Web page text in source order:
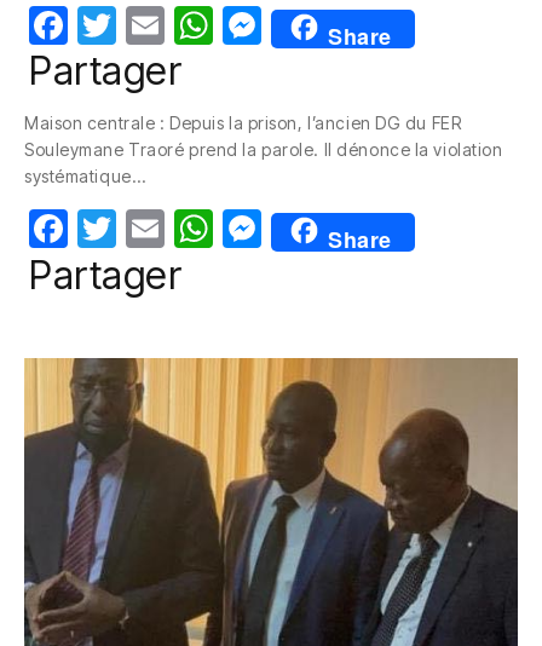
F
a
e
b
o
o
k
T
w
itt
er
E
m
W
s
p
p
M
e
e
g
er
Share
Partager
Maison centrale : Depuis la prison, l’ancien DG du FER
Souleymane Traoré prend la parole. Il dénonce la violation
systématique…
F
a
b
o
o
k
T
w
itt
E
m
W
A
p
p
M
e
n
g
er
Share
Partager